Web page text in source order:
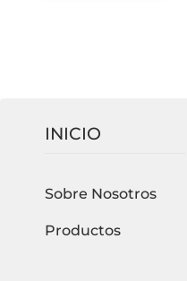
INICIO
Sobre Nosotros
Productos